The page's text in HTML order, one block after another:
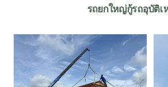
รถยกใหญ่กู้รถอุบัติ